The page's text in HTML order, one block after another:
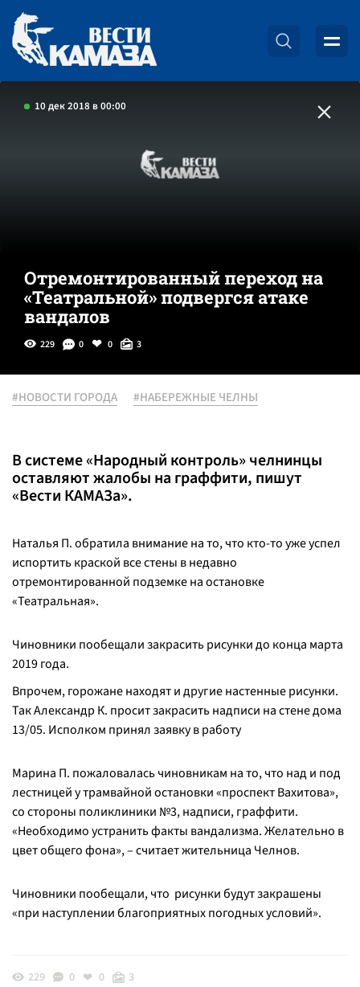
10 дек 2018 в 00:00
Отремонтированный переход на
«Театральной» подвергся атаке
вандалов
229 0 0 3
#НОВОСТИ ГОРОДА #НАБЕРЕЖНЫЕ ЧЕЛНЫ
В системе «Народный контроль» челнинцы
оставляют жалобы на граффити, пишут
«Вести КАМАЗа».
Наталья П. обратила внимание на то, что кто-то уже успел
испортить краской все стены в недавно
отремонтированной подземке на остановке
«Театральная».
Чиновники пообещали закрасить рисунки до конца марта
2019 года.
Впрочем, горожане находят и другие настенные рисунки.
Так Александр К. просит закрасить надписи на стене дома
13/05. Исполком принял заявку в работу
Марина П. пожаловалась чиновникам на то, что над и под
лестницей у трамвайной остановки «проспект Вахитова»,
со стороны поликлиники №3, надписи, граффити.
«Необходимо устранить факты вандализма. Желательно в
цвет общего фона», – считает жительница Челнов.
Чиновники пообещали, что рисунки будут закрашены
«при наступлении благоприятных погодных условий».
229 0 0 3